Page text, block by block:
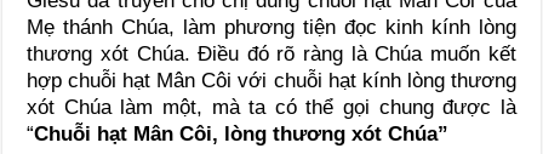
Mẹ thánh Chúa, làm phương tiện đọc kinh kính lòng
thương xót Chúa. Điều đó rõ ràng là Chúa muốn kết
hợp chuỗi hạt Mân Côi với chuỗi hạt kính lòng thương
xót Chúa làm một, mà ta có thể gọi chung được là
“Chuỗi hạt Mân Côi, lòng thương xót Chúa”